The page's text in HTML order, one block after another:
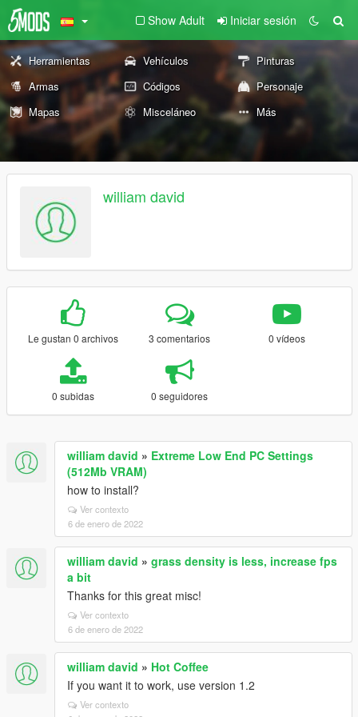
Show Adult Iniciar sesión
Herramientas Vehículos
Pinturas
Armas
Códigos
Personaje
Mapas
Misceláneo Más
william david
Le gustan 0 archivos 3 comentarios 0 vídeos
0 subidas 0 seguidores
william david » Extreme Low End PC Settings
(512Mb VRAM)
how to install?
Ver contexto
6 de enero de 2022
william david » grass density is less, increase fps
a bit
Thanks for this great misc!
Ver contexto
6 de enero de 2022
william david » Hot Coffee
If you want it to work, use version 1.2
Ver contexto